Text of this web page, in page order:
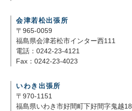
会津若松出張所
〒965-0059
福島県会津若松市インター西111
電話：0242-23-4121
Fax：0242-23-4023
いわき出張所
〒970-1151
福島県いわき市好間町下好間字鬼越18